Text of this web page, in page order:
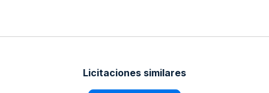
Licitaciones similares